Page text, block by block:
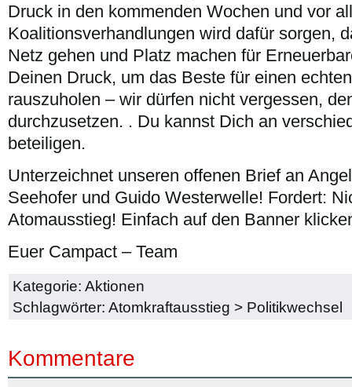
Druck in den kommenden Wochen und vor
Koalitionsverhandlungen wird dafür sorgen,
Netz gehen und Platz machen für
Deinen Druck, um das Beste für einen
rauszuholen – wir dürfen nicht vergessen,
durchzusetzen. . Du kannst Dich an
beteiligen.
Unterzeichnet unseren offenen Brief an
Seehofer und Guido Westerwelle! Fordert:
Atomausstieg! Einfach auf den Banner
Euer Campact – Team
Kategorie: Aktionen
Schlagwörter: Atomkraftausstieg > Politikwechsel
Kommentare